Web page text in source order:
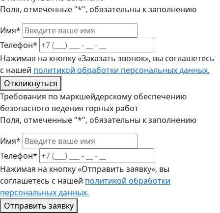
Поля, отмеченные "*", обязательны к заполнению
Имя*
Телефон*
Нажимая на кнопку «Заказать звонок», вы соглашетесь
с нашей политикой обработки персональных данных.
Откликнуться
Требования по маркшейдерскому обеспечению
безопасного ведения горных работ
Поля, отмеченные "*", обязательны к заполнению
Имя*
Телефон*
Нажимая на кнопку «Отправить заявку», вы
соглашетесь с нашей политикой обработки
персональных данных.
Отправить заявку